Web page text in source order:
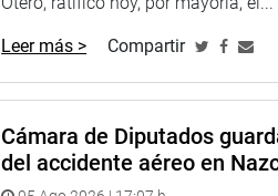
Leer más > Compartir
Cámara de Diputados
del accidente aéreo en